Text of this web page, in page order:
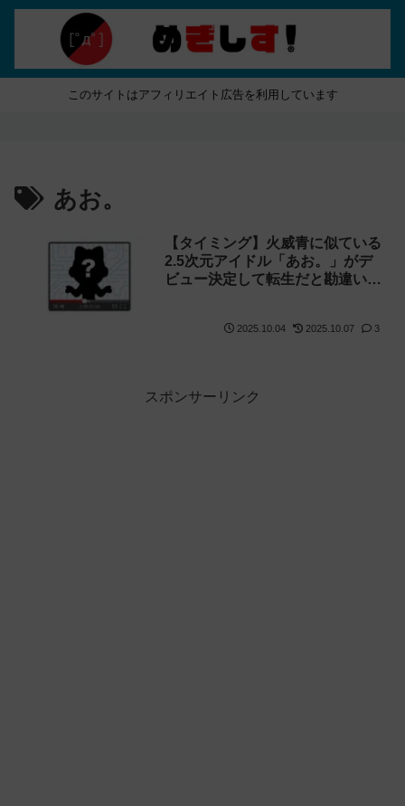
このサイトはアフィリエイト広告を利用しています
あお。
【タイミング】火威青に似ている
2.5次元アイドル「あお。」がデ
ビュー決定して転生だと勘違いさ
2025.10.04 2025.10.07 3
スポンサーリンク